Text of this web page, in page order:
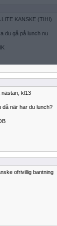
LITE KANSKE (TIHI)
du gå på lunch nu
nästan, kl13
då när har du lunch?
ofrivillig bantning